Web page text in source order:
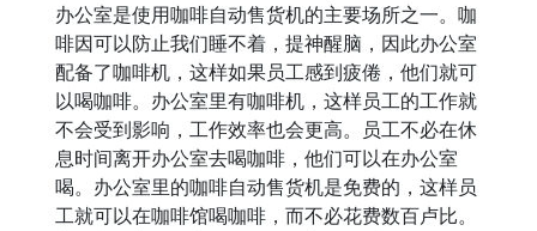
办公室是使用咖啡自动售货机的主要场所之一。咖
啡因可以防止我们睡不着，提神醒脑，因此办公室
配备了咖啡机，这样如果员工感到疲倦，他们就可
以喝咖啡。办公室里有咖啡机，这样员工的工作就
不会受到影响，工作效率也会更高。员工不必在休
息时间离开办公室去喝咖啡，他们可以在办公室
喝。办公室里的咖啡自动售货机是免费的，这样员
工就可以在咖啡馆喝咖啡，而不必花费数百卢比。